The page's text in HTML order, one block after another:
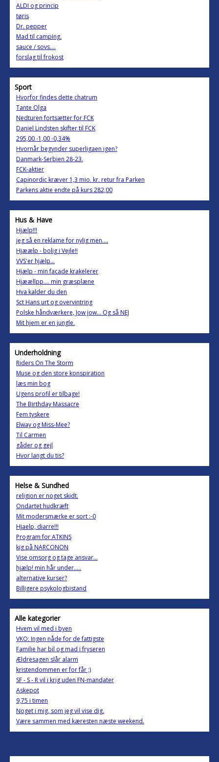
ALDI og princip
tøris
Dr. pepper
Mad til camping.
sauce / sovs....
forslag til frokost
Sport
Hvorfor findes dette chatrum
Tante Olga
Nedturen fortsætter for FCK
Daniel Lindsten skifter til FCK
295,00 -1,00 -0,34%
Hvornår begynder superligaen igen?
Danmark-Serbien 28-23.
FCK-aktier
Capinordic kræver 1,3 mio. kr. retur fra Parken
Parkens aktie endte på kurs 282,00
Hus & Have
Hjælp!!!
jeg så en reklame for nylig men....
Hjæælp - bolig i Vejle!!
VVS'er hjælp...
Hjælp - min facade krakelerer
Hjæællpp.... min græsplæne
Hva kalder du den
Sct Hans urt og overvintring
Polske håndværkere, Jow jow... Og så NEJ
Mit hjem er en jungle.
Underholdning
Riders On The Storm
Muse og den store konspiration
læs min bog
Ugens profil er tilbage!
The Birthday Massacre
Fem tyskere
Elway og Miss-Mee?
Til Carmen
gåder og gejl
Hvor langt du tis?
Helse & Sundhed
religion er noget skidt.
Ondartet hudkræft
Mit modersmærke er sort :-0
Hjaelp, diarre!!!
Program for ATKINS
kig på NARCONON
Vise omsorg og tage ansvar...
hjælp! min hår under.....
alternative kurser?
Billigere psykologbistand
Alle kategorier
Hvem vil med i byen
VKO: Ingen nåde for de fattigste
Familie har bil og mad i fryseren
Ældresagen slår alarm
kristendommen er for får ;)
SF - S - R vil i krig uden FN-mandater
Askepot
9,75 i timen
Noget i mig, som jeg vil vise dig.
Være sammen med kæresten næste weekend.